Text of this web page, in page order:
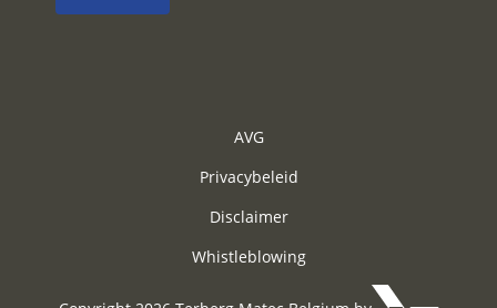
AVG
Privacybeleid
Disclaimer
Whistleblowing